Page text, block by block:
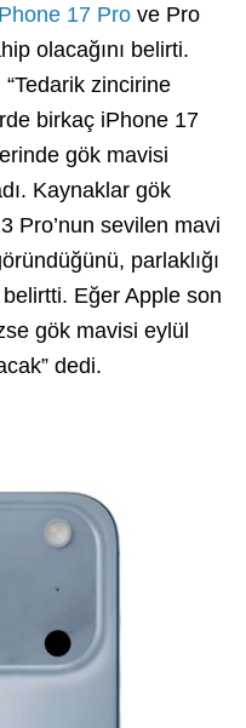
17 Pro ve Pro
olacağını belirti.
“Tedarik zincirine
birkaç iPhone 17
gök mavisi
Kaynaklar gök
Pro’nun sevilen mavi
parlaklığı
Eğer Apple son
gök mavisi eylül
dedi.